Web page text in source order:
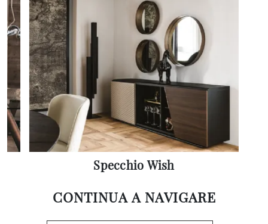
Specchio Wish
CONTINUA A NAVIGARE